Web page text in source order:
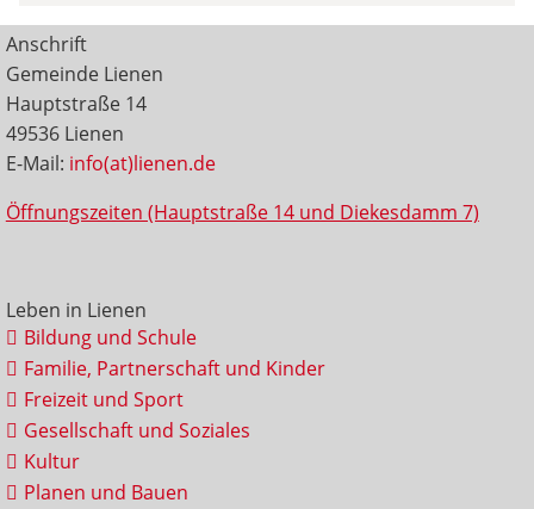
Anschrift
Gemeinde Lienen
Hauptstraße 14
49536 Lienen
E-Mail: info(at)lienen.de
Öffnungszeiten (Hauptstraße 14 und Diekesdamm 7)
Leben in Lienen
Bildung und Schule
Familie, Partnerschaft und Kinder
Freizeit und Sport
Gesellschaft und Soziales
Kultur
Planen und Bauen